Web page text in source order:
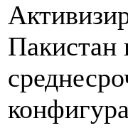
Пакистан